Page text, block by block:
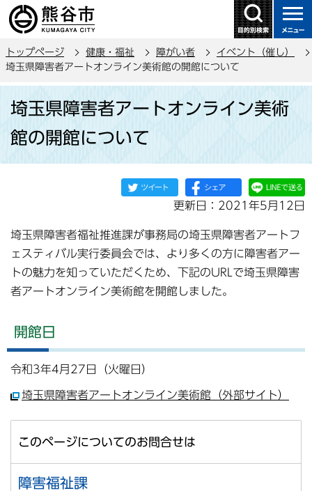
の
ー
す
トップページ 健康・福祉 障がい者
イベント（催し）
埼玉県障害者アートオンライン美術館の開館について
か
埼玉県障害者アートオンライン美術
館の開館について
更新日：2021年5月12日
埼玉県障害者福祉推進課が事務局の埼玉県障害者アートフ
ェスティバル実行委員会では、より多くの方に障害者アー
トの魅力を知っていただくため、下記のURLで埼玉県障害
者アートオンライン美術館を開館しました。
開館日
令和3年4月27日（火曜日）
埼玉県障害者アートオンライン美術館（外部サイト）
このページについてのお問合せは
障害福祉課